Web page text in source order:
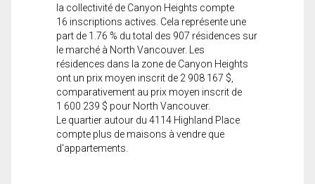
la collectivité de Canyon Heights compte
16 inscriptions actives. Cela représente une
part de 1.76 % du total des 907 résidences sur
le marché à North Vancouver. Les
résidences dans la zone de Canyon Heights
ont un prix moyen inscrit de 2 908 167 $,
comparativement au prix moyen inscrit de
1 600 239 $ pour North Vancouver.
Le quartier autour du 4114 Highland Place
compte plus de maisons à vendre que
d'appartements.